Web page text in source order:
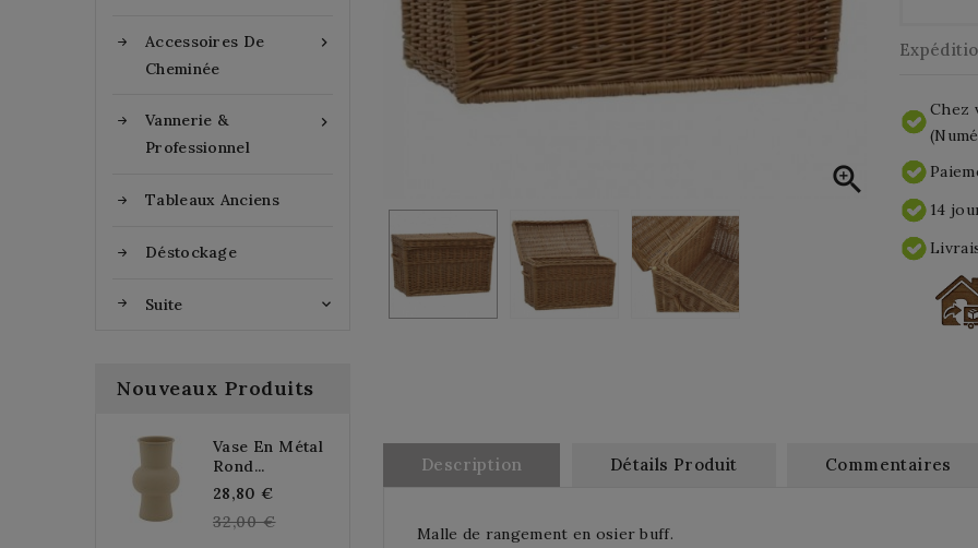

Accessoires De
Cheminée

Vannerie &
Professionnel
Tableaux Anciens
Déstockage
Suite 
Nouveaux Produits
Vase En Métal
Rond...
28,80 €
price
32,00 €

Chez
14
Description Détails Produit Commentaires
Malle de rangement en osier buff.